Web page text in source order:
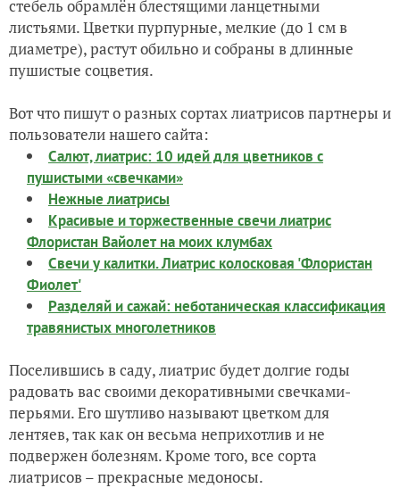
стебель обрамлён блестящими ланцетными
листьями. Цветки пурпурные, мелкие (до 1 см в
диаметре), растут обильно и собраны в длинные
пушистые соцветия.
Вот что пишут о разных сортах лиатрисов партнеры и
пользователи нашего сайта:
Салют, лиатрис: 10 идей для цветников с
пушистыми «свечками»
Нежные лиатрисы
Красивые и торжественные свечи лиатрис
Флористан Вайолет на моих клумбах
Свечи у калитки. Лиатрис колосковая 'Флористан
Фиолет'
Разделяй и сажай: неботаническая классификация
травянистых многолетников
Поселившись в саду, лиатрис будет долгие годы
радовать вас своими декоративными свечками-
перьями. Его шутливо называют цветком для
лентяев, так как он весьма неприхотлив и не
подвержен болезням. Кроме того, все сорта
лиатрисов – прекрасные медоносы.